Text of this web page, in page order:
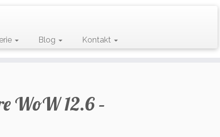
Blog Kontakt
WoW 12.6 –